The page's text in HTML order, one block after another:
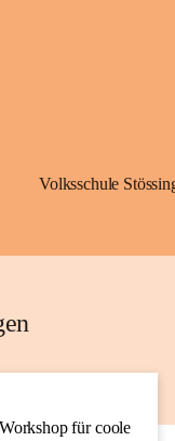
Volksschule
AUG
für coole